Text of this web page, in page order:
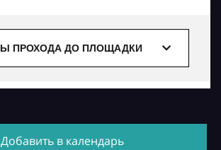
ПРОХОДА ДО ПЛОЩАДКИ
Добавить в календарь